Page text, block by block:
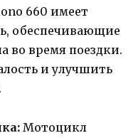
660 имеет
обеспечивающие
во время поездки.
и улучшить
Мотоцикл